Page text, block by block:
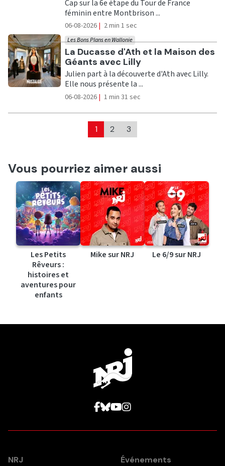
Cap sur la 6e étape du Tour de France
féminin entre Montbrison ...
06-08-2026 | 2 min 1 sec
Ecouter
La Ducasse d'Ath et la Maison des
Géants avec Lilly
Les Bons Plans en Wallonie
Julien part à la découverte d'Ath avec Lilly.
Elle nous présente la ...
06-08-2026 | 1 min 31 sec
1 2 3
Vous pourriez aimer aussi
Les Petits
Rêveurs :
histoires et
aventures pour
enfants
Mike sur NRJ Le 6/9 sur NRJ
NRJ Événements